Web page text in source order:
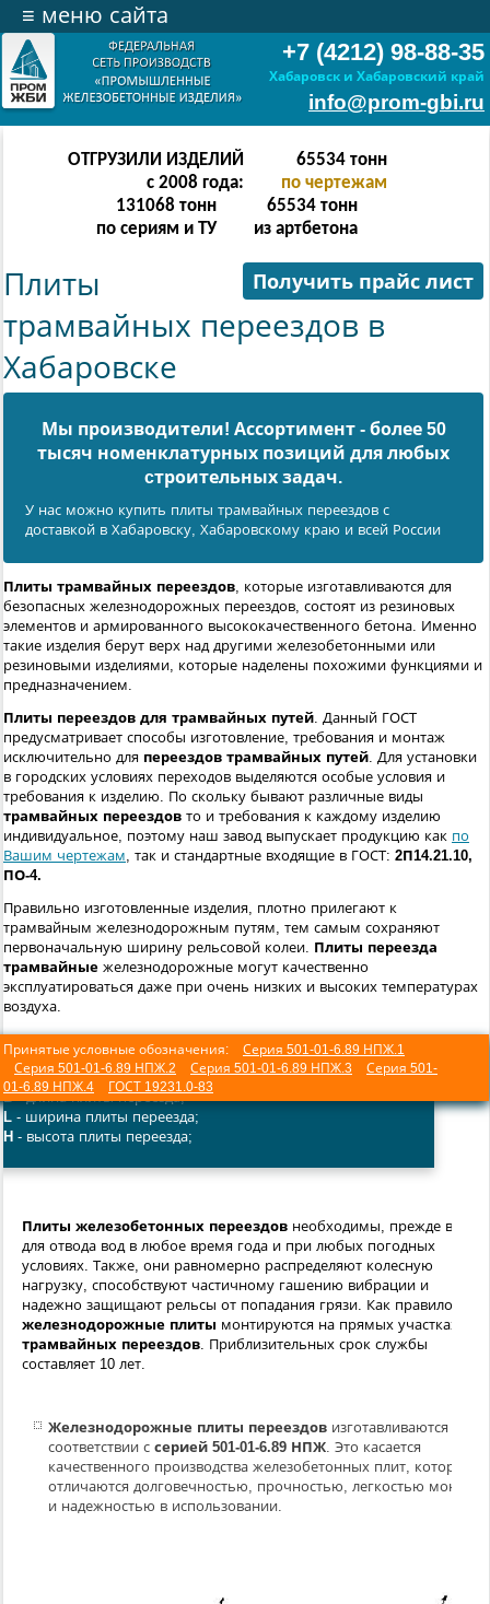
+7 (4212) 98-88-35
Хабаровск и Хабаровский край
info@prom-gbi.ru
≡ меню сайта
ОТГРУЗИЛИ ИЗДЕЛИЙ
с 2008 года:
131070тонн
по чертежам
238342 тонн
по сериям и ТУ
131070 тонн
из артбетона
Получить прайс лист
Плиты
трамвайных переездов в
Хабаровске
Мы производители! Ассортимент - более 50
тысяч номенклатурных позиций для любых
cтроительных задач.
У нас можно купить плиты трамвайных переездов с
доставкой в Хабаровску, Хабаровскому краю и всей России
Плиты трамвайных переездов, которые изготавливаются для
безопасных железнодорожных переездов, состоят из резиновых
элементов и армированного высококачественного бетона. Именно
такие изделия берут верх над другими железобетонными или
резиновыми изделиями, которые наделены похожими функциями и
предназначением.
Плиты переездов для трамвайных путей. Данный ГОСТ
предусматривает способы изготовление, требования и монтаж
исключительно для переездов трамвайных путей. Для установки
в городских условиях переходов выделяются особые условия и
требования к изделию. По скольку бывают различные виды
трамвайных переездов то и требования к каждому изделию
индивидуальное, поэтому наш завод выпускает продукцию как по
Вашим чертежам, так и стандартные входящие в ГОСТ: 2П14.21.10,
ПО-4.
Правильно изготовленные изделия, плотно прилегают к
трамвайным железнодорожным путям, тем самым сохраняют
первоначальную ширину рельсовой колеи. Плиты переезда
трамвайные железнодорожные могут качественно
эксплуатироваться даже при очень низких и высоких температурах
воздуха.
Принятые условные обозначения:
Серия 501-01-6.89 НПЖ.1
Серия 501-01-6.89 НПЖ.2
Серия 501-01-6.89 НПЖ.3
Серия 501-
01-6.89 НПЖ.4
ГОСТ 19231.0-83
B- длина плиты переезда;
L - ширина плиты переезда;
H - высота плиты переезда;
Плиты железобетонных переездов необходимы, прежде всего,
для отвода вод в любое время года и при любых погодных
условиях. Также, они равномерно распределяют колесную
нагрузку, способствуют частичному гашению вибрации и
надежно защищают рельсы от попадания грязи. Как правило,
железнодорожные плиты монтируются на прямых участках
трамвайных переездов. Приблизительных срок службы
составляет 10 лет.
Железнодорожные плиты переездов изготавливаются в
соответствии с серией 501-01-6.89 НПЖ. Это касается
качественного производства железобетонных плит, которые
отличаются долговечностью, прочностью, легкостью монтажа
и надежностью в использовании.